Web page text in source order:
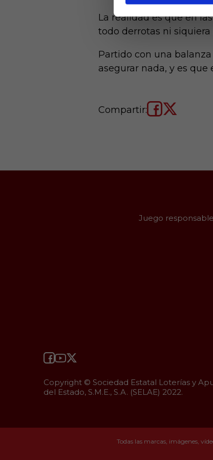
La realidad es que en
todo derrotas ni siquiera
Partido con una
asegurar nada, y es que
Compartir:
Juego responsable
Copyright © Sociedad Estatal Loterías y
del Estado, S.M.E., S.A. (SELAE) 2022.
Todas las marcas, imágenes,